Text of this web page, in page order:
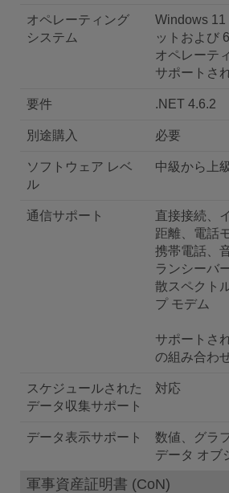
オペレーティング
システム
Windows 11
ットおよび
オペレーテ
サポートさ
要件 .NET 4.6.2
別途購入 必要
ソフトウェア レベ
ル
中級から上
通信サポート
直接接続、
距離、電話
携帯電話、
ランシーバ
散スペクト
プ モデム
サポートさ
の組み合わせ
スケジュールされた
データ収集サポート
対応
データ表示サポート
数値、グラ
データ オブ
軍事資産証明書 (CoN)